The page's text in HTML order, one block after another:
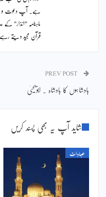
ہے۔ آپ دعوت و
ماہنامہ "انذار"
قرآن مجید دیتے رہے
بادشاہوں کا بادشاہ ۔ ابویحییٰ
شاید آپ یہ بھی پسند کریں
عبادات